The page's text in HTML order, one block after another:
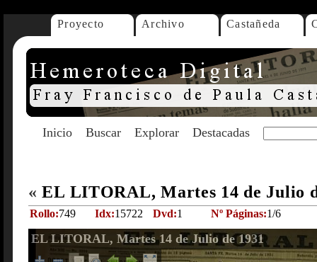
Proyecto Archivo Castañeda
Inicio Buscar Explorar Destacadas
« EL LITORAL, Martes 14 de Julio
Rollo:749 Idx:15722 Dvd:1 Nº Páginas:1/6
EL LITORAL, Martes 14 de Julio de 1931